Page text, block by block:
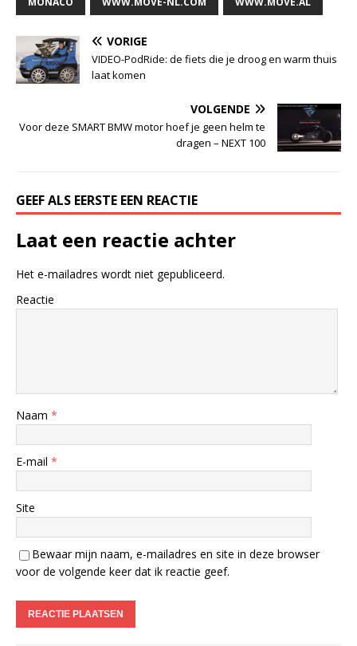
VORIGE
VIDEO-PodRide: de fiets die je droog en warm thuis
laat komen
VOLGENDE
Voor deze SMART BMW motor hoef je geen helm te
dragen – NEXT 100
GEEF ALS EERSTE EEN REACTIE
Laat een reactie achter
Het e-mailadres wordt niet gepubliceerd.
Reactie
Naam *
E-mail *
Site
Bewaar mijn naam, e-mailadres en site in deze browser
voor de volgende keer dat ik reactie geef.